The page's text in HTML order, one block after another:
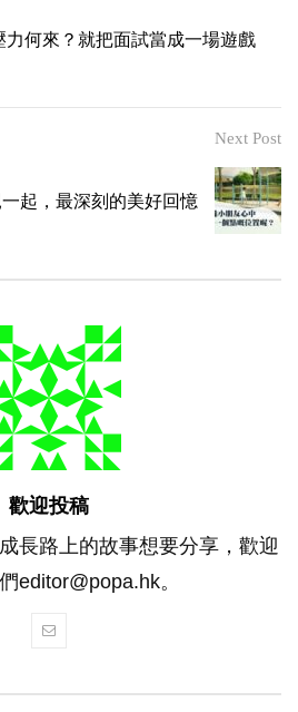
力何來？就把面試當成一場遊戲
Next Post
起，最深刻的美好回憶
歡迎投稿
長路上的故事想要分享，歡迎
editor@popa.hk。